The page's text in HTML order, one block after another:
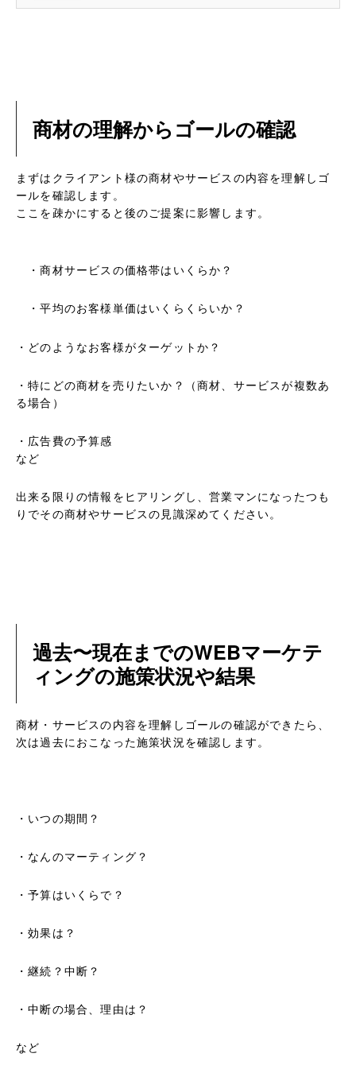
商材の理解からゴールの確認
まずはクライアント様の商材やサービスの内容を理解しゴ
ールを確認します。
ここを疎かにすると後のご提案に影響します。
・商材サービスの価格帯はいくらか？
・平均のお客様単価はいくらくらいか？
・どのようなお客様がターゲットか？
・特にどの商材を売りたいか？（商材、サービスが複数あ
る場合）
・広告費の予算感
など
出来る限りの情報をヒアリングし、営業マンになったつも
りでその商材やサービスの見識深めてください。
過去〜現在までのWEBマーケテ
ィングの施策状況や結果
商材・サービスの内容を理解しゴールの確認ができたら、
次は過去におこなった施策状況を確認します。
・いつの期間？
・なんのマーティング？
・予算はいくらで？
・効果は？
・継続？中断？
・中断の場合、理由は？
など